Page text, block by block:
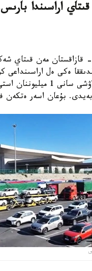
اراسىندا
- قازاقستان مەن قىتاي
ەكى ەل اراسىنداعى
ارقىلى وتكەن جولاۋشى سانى
بۇعان اسەر ەتكەن